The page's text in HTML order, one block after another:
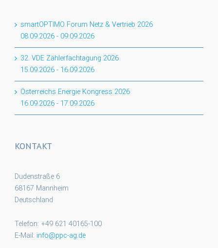
smartOPTIMO Forum Netz & Vertrieb 2026
08.09.2026 - 09.09.2026
32. VDE Zählerfachtagung 2026
15.09.2026 - 16.09.2026
Österreichs Energie Kongress 2026
16.09.2026 - 17.09.2026
KONTAKT
Dudenstraße 6
68167 Mannheim
Deutschland
Telefon: +49 621 40165-100
E-Mail: info@ppc-ag.de